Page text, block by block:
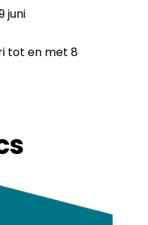
juni
tot en met 8